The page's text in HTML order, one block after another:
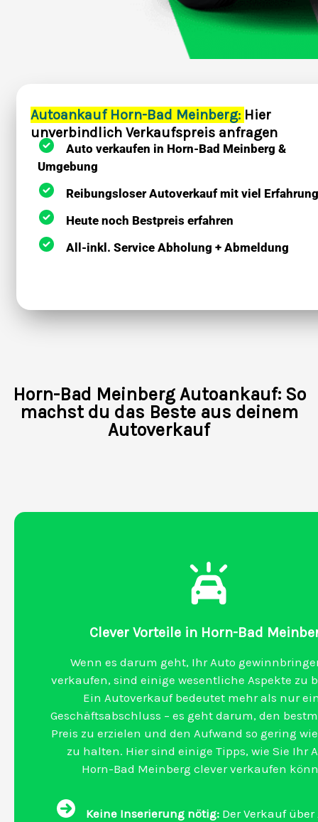
Autoankauf Horn-Bad Meinberg: Hier
unverbindlich Verkaufspreis anfragen
Auto verkaufen in Horn-Bad Meinberg &
Umgebung
Reibungsloser Autoverkauf mit viel Erfahrung
Heute noch Bestpreis erfahren
All-inkl. Service Abholung + Abmeldung
Horn-Bad Meinberg Autoankauf: So
machst du das Beste aus deinem
Autoverkauf
Clever Vorteile in Horn-Bad
Wenn es darum geht, Ihr Auto
verkaufen, sind einige wesentliche Aspekte zu
Ein Autoverkauf bedeutet mehr als nur
Geschäftsabschluss – es geht darum, den
Preis zu erzielen und den Aufwand so gering
zu halten. Hier sind einige Tipps, wie Sie Ihr
Horn-Bad Meinberg clever verkaufen
Keine Inserierung nötig: Der Verkauf über